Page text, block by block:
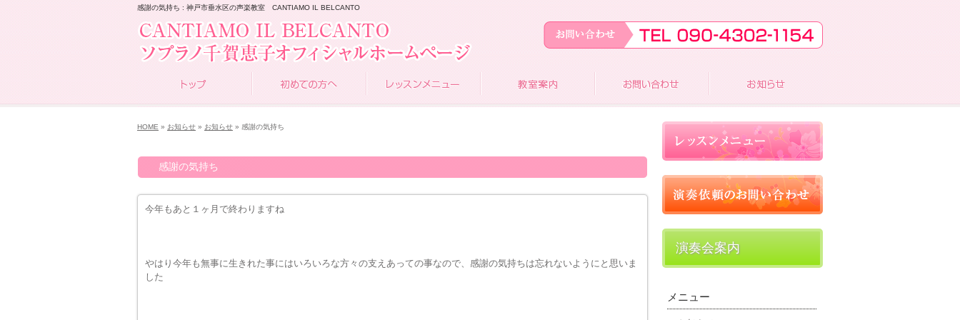
感謝の気持ち : 神戸市垂水区の声楽教室 CANTIAMO IL BELCANTO
HOME » お知らせ » お知らせ » 感謝の気持ち
感謝の気持ち
今年もあと１ヶ月で終わりますね
やはり今年も無事に生きれた事にはいろいろな方々の支えあっての事なので、感謝の気持ちは忘れないようにと思いま
した
演奏会案内
メニュー